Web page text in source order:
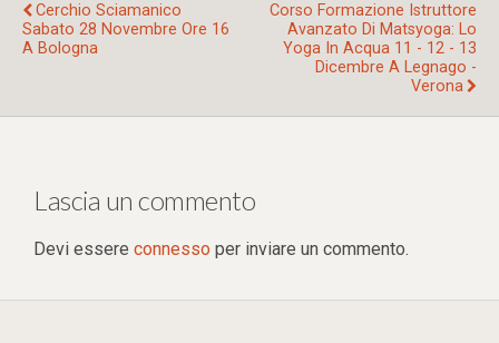
Cerchio Sciamanico
Sabato 28 Novembre Ore 16
A Bologna
Corso Formazione Istruttore
Avanzato Di Matsyoga: Lo
Yoga In Acqua 11 - 12 - 13
Dicembre A Legnago -
Verona
Lascia un commento
Devi essere connesso per inviare un commento.